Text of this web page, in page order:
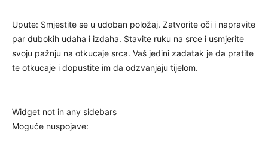
Upute: Smjestite se u udoban položaj. Zatvorite oči i napravite
par dubokih udaha i izdaha. Stavite ruku na srce i usmjerite
svoju pažnju na otkucaje srca. Vaš jedini zadatak je da pratite
te otkucaje i dopustite im da odzvanjaju tijelom.
Widget not in any sidebars
Moguće nuspojave: